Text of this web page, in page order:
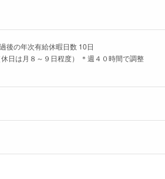
後の年次有給休暇日数 10日
日は月８～９日程度） ＊週４０時間で調整